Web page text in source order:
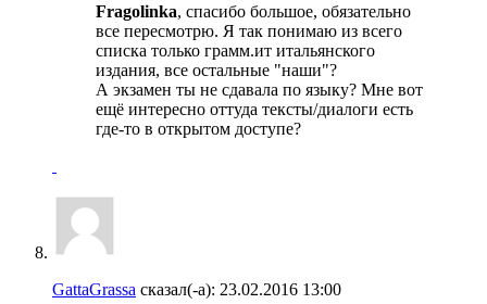
Fragolinka, спасибо большое, обязательно
все пересмотрю. Я так понимаю из всего
списка только грамм.ит итальянского
издания, все остальные "наши"?
А экзамен ты не сдавала по языку? Мне вот
ещё интересно оттуда тексты/диалоги есть
где-то в открытом доступе?
GattaGrassa сказал(-а): 23.02.2016 13:00